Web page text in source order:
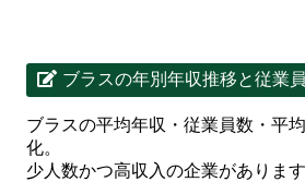
ブラスの年別年収推移と従業
ブラスの平均年収・従業員数・平
化。
少人数かつ高収入の企業がありま